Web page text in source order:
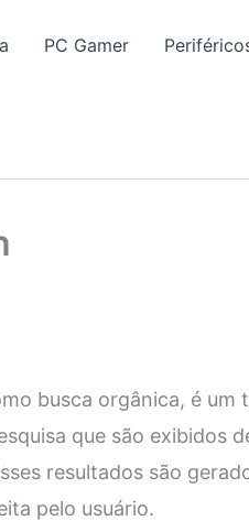
PC Gamer
busca orgânica, é
que são exibidos
resultados são
pelo usuário.